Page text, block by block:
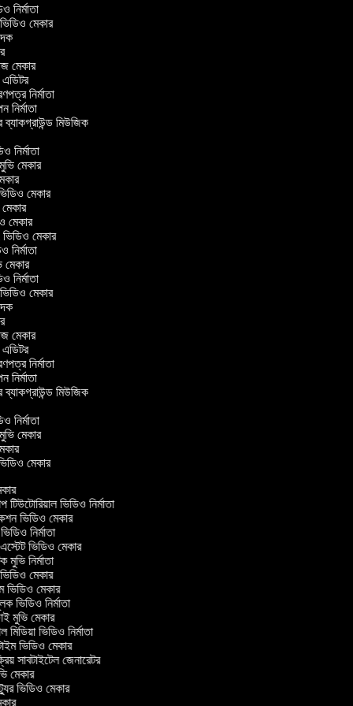
নির্মাতা
মেকার
মেকার
এডিটর
নির্মাতা
নির্মাতা
ব্যাকগ্রাউন্ড মিউজিক
নির্মাতা
মেকার
মেকার
মেকার
মেকার
ভিডিও মেকার
নির্মাতা
মেকার
নির্মাতা
মেকার
মেকার
এডিটর
নির্মাতা
নির্মাতা
ব্যাকগ্রাউন্ড মিউজিক
নির্মাতা
মেকার
মেকার
ভিডিও নির্মাতা
ভিডিও মেকার
নির্মাতা
ভিডিও মেকার
মুভি নির্মাতা
মেকার
ভিডিও মেকার
ভিডিও নির্মাতা
মুভি মেকার
ভিডিও নির্মাতা
ভিডিও মেকার
সাবটাইটেল জেনারেটর
মেকার
ভিডিও মেকার